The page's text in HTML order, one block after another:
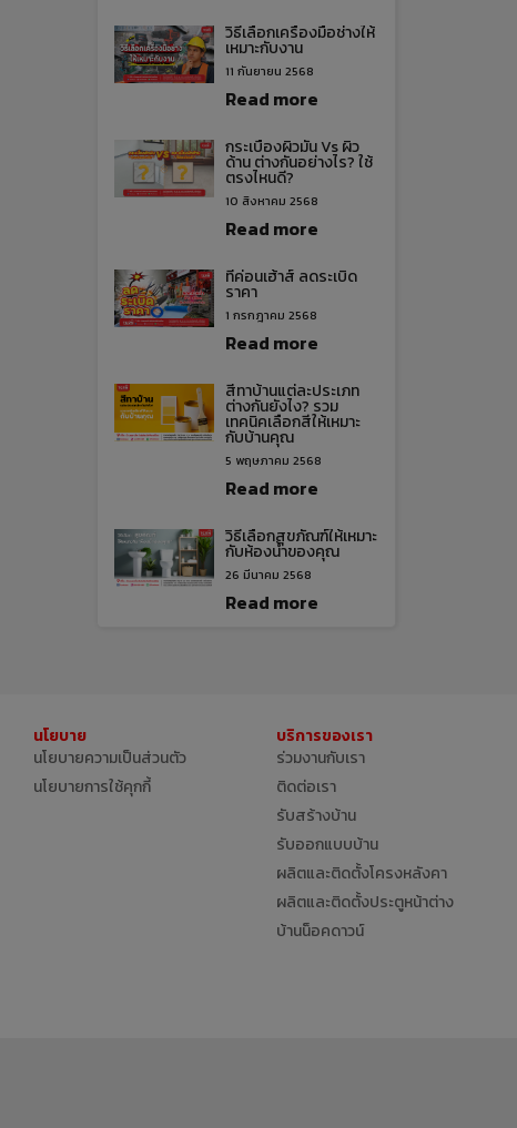
วิธีเลือกเครื่องมือช่างให้
เหมาะกับงาน
11 กันยายน 2568
Read more
กระเบื้องผิวมัน Vs ผิว
ด้าน ต่างกันอย่างไร? ใช้
ตรงไหนดี?
10 สิงหาคม 2568
Read more
ทีค่อนเฮ้าส์ ลดระเบิด
ราคา
1 กรกฎาคม 2568
Read more
สีทาบ้านแต่ละประเภท
ต่างกันยังไง? รวม
เทคนิคเลือกสีให้เหมาะ
กับบ้านคุณ
5 พฤษภาคม 2568
Read more
วิธีเลือกสุขภัณฑ์ให้เหมาะ
กับห้องน้ำของคุณ
26 มีนาคม 2568
Read more
นโยบาย
นโยบายความเป็นส่วนตัว
นโยบายการใช้คุกกี้
บริการของเรา
ร่วมงานกับเรา
ติดต่อเรา
รับสร้างบ้าน
รับออกแบบบ้าน
ผลิตและติดตั้งโครงหลังคา
ผลิตและติดตั้งประตูหน้าต่าง
บ้านน็อคดาวน์